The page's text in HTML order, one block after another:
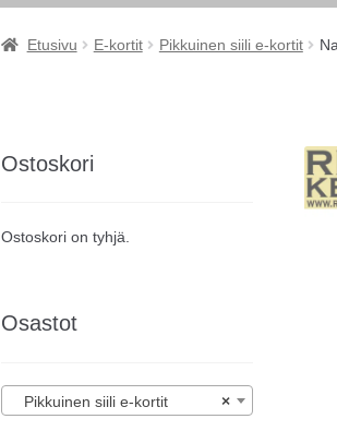
Etusivu E-kortit Pikkuinen siili e-kortit
Ostoskori
Ostoskori on tyhjä.
Osastot
×
Pikkuinen siili e-kortit